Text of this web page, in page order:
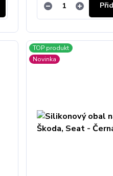
TOP produkt
Novinka